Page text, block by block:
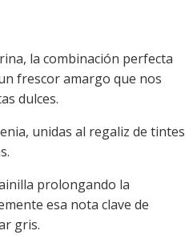
la combinación perfecta
frescor amargo que nos
dulces.
unidas al regaliz de tintes
prolongando la
esa nota clave de
gris.